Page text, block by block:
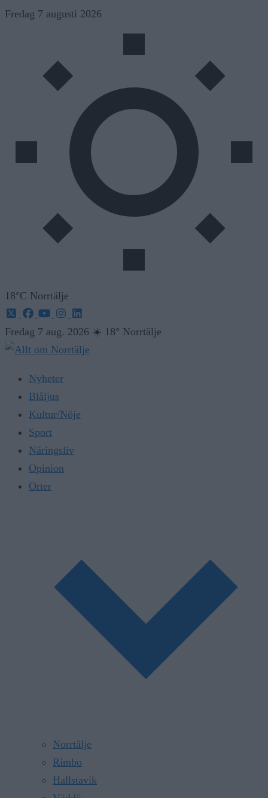
Skip
Fredag 7 augusti 2026
18°C Norrtälje
Fredag 7 aug. 2026 ☀️ 18° Norrtälje
Nyheter
Blåljus
Kultur/Nöje
Sport
Näringsliv
Opinion
Orter
Norrtälje
Rimbo
Hallstavik